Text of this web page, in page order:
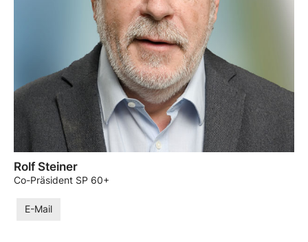
Rolf Steiner
Co-Präsident SP 60+
E-Mail